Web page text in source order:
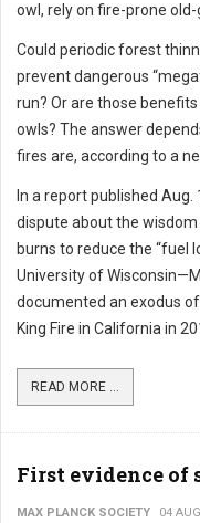
owl, rely on fire-prone
Could periodic forest
prevent dangerous
run? Or are those
owls? The answer
fires are, according to a
In a report published
dispute about the
burns to reduce the “fuel
University of
documented an exodus
King Fire in California in
READ MORE ...
First evidence of
MAX PLANCK SOCIETY 04